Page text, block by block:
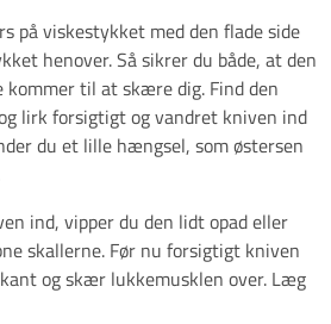
på viskestykket med den flade side
henover. Så sikrer du både, at den
kommer til at skære dig. Find den
lirk forsigtigt og vandret kniven ind
du et lille hængsel, som østersen
ind, vipper du den lidt opad eller
skallerne. Før nu forsigtigt kniven
og skær lukkemusklen over. Læg